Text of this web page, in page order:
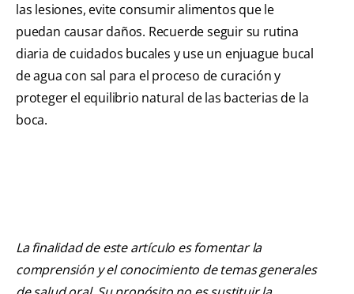
las lesiones, evite consumir alimentos que le
puedan causar daños. Recuerde seguir su rutina
diaria de cuidados bucales y use un enjuague bucal
de agua con sal para el proceso de curación y
proteger el equilibrio natural de las bacterias de la
boca.
La finalidad de este artículo es fomentar la
comprensión y el conocimiento de temas generales